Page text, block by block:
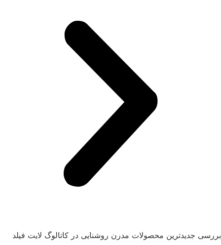
بررسی جدیدترین محصولات مدرن روشنایی در کاتالوگ لایت فیلد